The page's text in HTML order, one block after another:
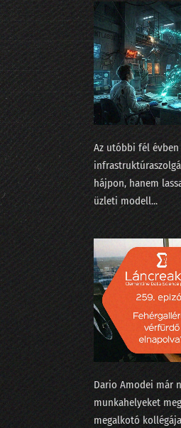
Az utóbbi fél évben
hájpon, hanem
üzleti modell...
Dario Amodei már
munkahelyeket
megalkotó